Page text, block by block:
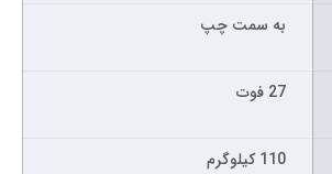
به سمت چپ
27 فوت
110 کیلوگرم